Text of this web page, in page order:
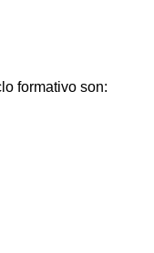
formativo son: